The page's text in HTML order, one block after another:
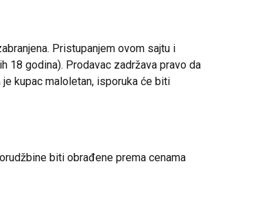
Pristupanjem ovom sajtu i
18 godina). Prodavac zadržava pravo da
kupac maloletan, isporuka će biti
biti obrađene prema cenama